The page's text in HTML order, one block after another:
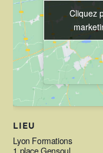
LIEU
Lyon Formations
1 place Gensoul
Cliquez
Cliquez